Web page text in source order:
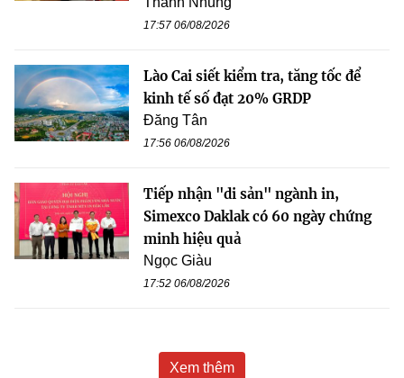
17:57 06/08/2026
Lào Cai siết kiểm tra, tăng tốc để
kinh tế số đạt 20% GRDP
Đăng Tân
17:56 06/08/2026
Tiếp nhận "di sản" ngành in,
Simexco Daklak có 60 ngày chứng
minh hiệu quả
Ngọc Giàu
17:52 06/08/2026
Xem thêm